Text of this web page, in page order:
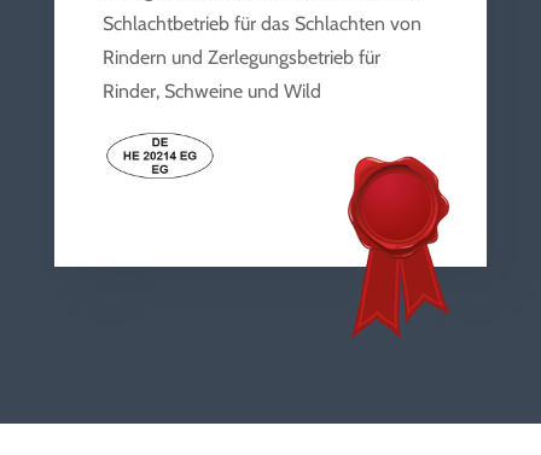
Schlachtbetrieb für das Schlachten von
Rindern und Zerlegungsbetrieb für
Rinder, Schweine und Wild